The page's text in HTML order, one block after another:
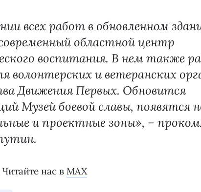
всех работ в обновленном
областной центр
воспитания. В нем также
волонтерских и ветеранских
Движения Первых. Обновится
Музей боевой славы, появятся
и проектные зоны», –
нас в MAX